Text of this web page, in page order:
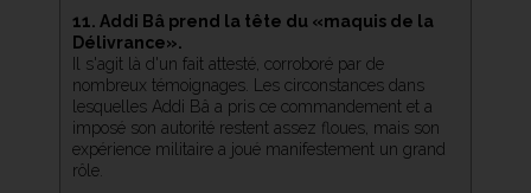
11. Addi Bâ prend la tête du «maquis de la
Délivrance».
Il s'agit là d'un fait attesté, corroboré par de
nombreux témoignages. Les circonstances dans
lesquelles Addi Bâ a pris ce commandement et a
imposé son autorité restent assez floues, mais son
expérience militaire a joué manifestement un grand
rôle.